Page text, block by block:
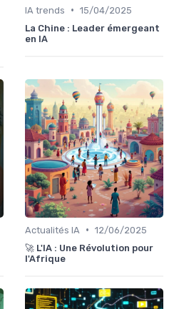
IA trends • 15/04/2025
La Chine : Leader émergeant
en IA
Actualités IA • 12/06/2025
🚀 L'IA : Une Révolution pour
l'Afrique